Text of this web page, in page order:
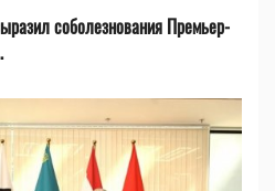
соболезнования Премьер-